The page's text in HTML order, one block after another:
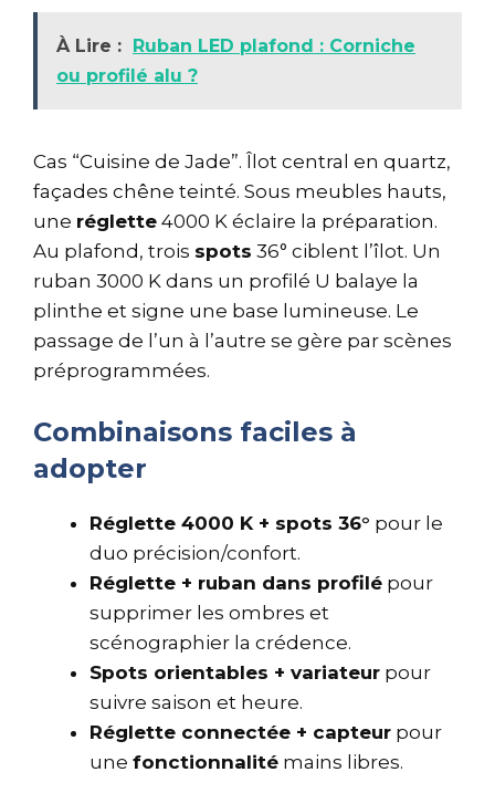
À Lire : Ruban LED plafond : Corniche
ou profilé alu ?
Cas “Cuisine de Jade”. Îlot central en quartz,
façades chêne teinté. Sous meubles hauts,
une réglette 4000 K éclaire la préparation.
Au plafond, trois spots 36° ciblent l’îlot. Un
ruban 3000 K dans un profilé U balaye la
plinthe et signe une base lumineuse. Le
passage de l’un à l’autre se gère par scènes
préprogrammées.
Combinaisons faciles à
adopter
Réglette 4000 K + spots 36° pour le
duo précision/confort.
Réglette + ruban dans profilé pour
supprimer les ombres et
scénographier la crédence.
Spots orientables + variateur pour
suivre saison et heure.
Réglette connectée + capteur pour
une fonctionnalité mains libres.